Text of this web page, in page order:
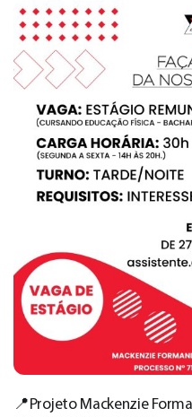
📍Projeto Mackenzie